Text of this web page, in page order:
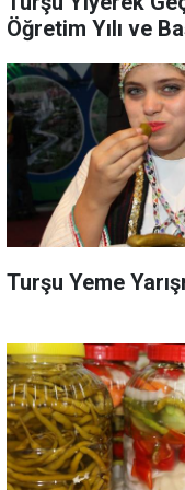
Öğretim Yılı ve
Turşu Yeme